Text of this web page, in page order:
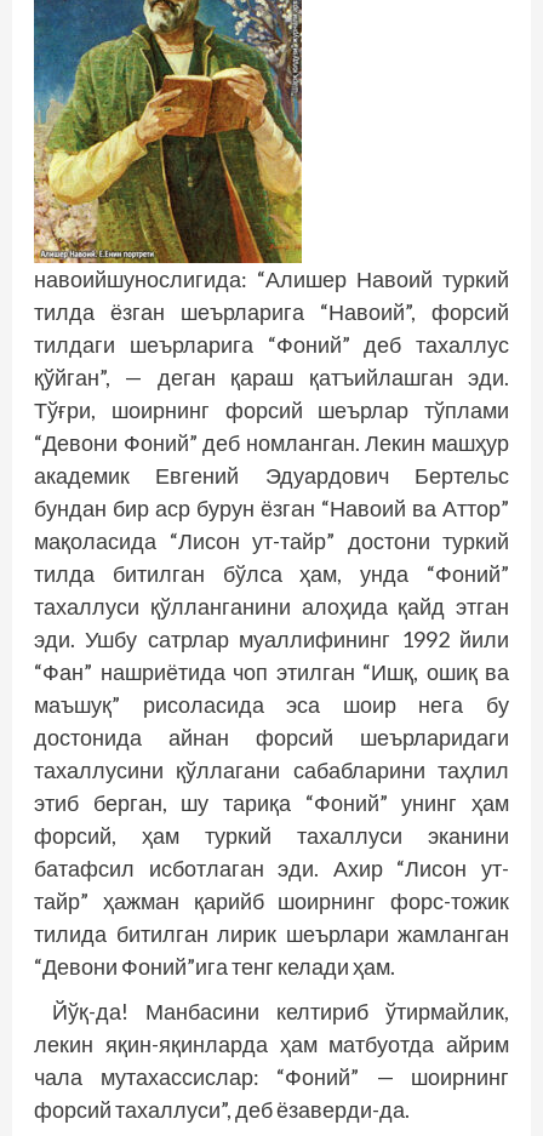
навоийшунослигида: “Алишер Навоий туркий
тилда ёзган шеърларига “Навоий”, форсий
тилдаги шеърларига “Фоний” деб тахаллус
қўйган”, — деган қараш қатъийлашган эди.
Тўғри, шоирнинг форсий шеърлар тўплами
“Девони Фоний” деб номланган. Лекин машҳур
академик Евгений Эдуардович Бертельс
бундан бир аср бурун ёзган “Навоий ва Аттор”
мақоласида “Лисон ут-тайр” дос­тони туркий
тилда битилган бўлса ҳам, унда “Фоний”
тахаллуси қўлланганини алоҳида қайд этган
эди. Ушбу сатрлар муаллифининг 1992 йили
“Фан” нашриётида чоп этилган “Ишқ, ошиқ ва
маъшуқ” рисоласида эса шоир нега бу
достонида айнан форсий шеърларидаги
тахаллусини қўллагани сабабларини таҳлил
этиб берган, шу тариқа “Фоний” унинг ҳам
форсий, ҳам туркий тахаллуси эканини
батафсил исботлаган эди. Ахир “Лисон ут-
тайр” ҳажман қарийб шоирнинг форс-тожик
тилида битилган лирик шеърлари жамланган
“Девони Фоний”ига тенг келади ҳам.
Йўқ-да! Манбасини келтириб ўтирмайлик,
лекин яқин-яқинларда ҳам матбуотда айрим
чала мутахассислар: “Фоний” — шоирнинг
форсий тахаллуси”, деб ёзаверди-да.